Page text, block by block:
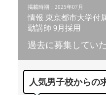
掲載時期：2025年07月
情報 東京都市大学付
勤講師 9月採用
過去に募集してい
人気男子校からの